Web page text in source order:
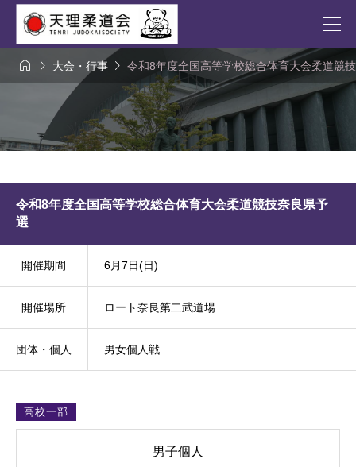
  大会・行事  令和8年度全国高等学校総合体育大会柔道競
令和8年度全国高等学校総合体育大会柔道競技奈良県予
選
開催期間 6月7日(日)
開催場所 ロート奈良第二武道場
団体・個人 男女個人戦
高校一部
男子個人